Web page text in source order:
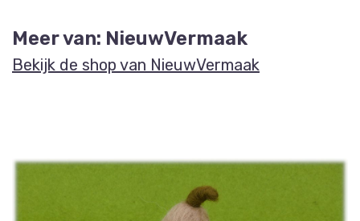
Meer van: NieuwVermaak
Bekijk de shop van NieuwVermaak